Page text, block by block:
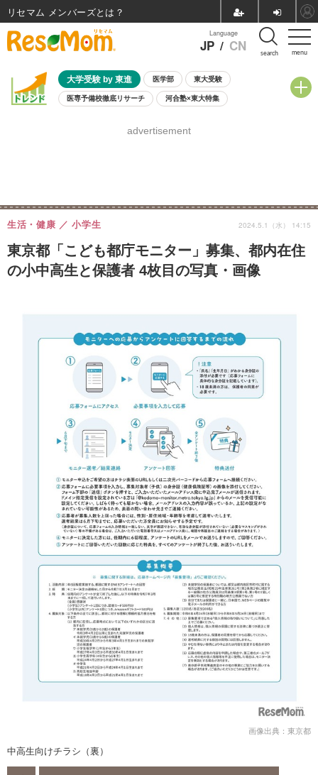
menu
Language
JP / CN search
大学受験 by 東進 医学部 東大受験
医専予備校徹底リサーチ 河合塾×東大特集
8月開催学校説明会・相談会
advertisement
東京都「こども都庁モニター」募集、都内在住
の小中高生と保護者 4枚目の写真・画像
生活・健康 小学生 2024.5.1（水） 14:15
画像出典：東京都
中高生向けチラシ（裏）
リセマム メンバーズ